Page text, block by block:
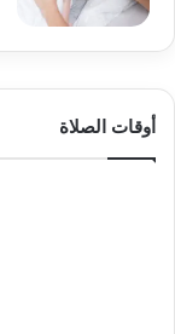
أوقات الصلاة